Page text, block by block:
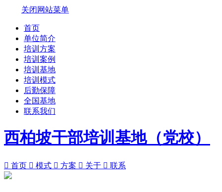
关闭网站菜单
首页
单位简介
培训方案
培训案例
培训基地
培训模式
后勤保障
全国基地
联系我们
西柏坡干部培训基地（党校）
 首页  模式  方案  关于  联系